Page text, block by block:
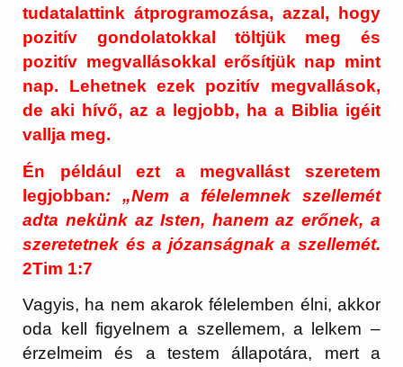
tudatalattink átprogramozása, azzal, hogy
pozitív gondolatokkal töltjük meg és
pozitív megvallásokkal erősítjük nap mint
nap. Lehetnek ezek pozitív megvallások,
de aki hívő, az a legjobb, ha a Biblia igéit
vallja meg.
Én például ezt a megvallást szeretem
legjobban: „Nem a félelemnek szellemét
adta nekünk az Isten, hanem az erőnek, a
szeretetnek és a józanságnak a szellemét.
2Tim 1:7
Vagyis, ha nem akarok félelemben élni, akkor
oda kell figyelnem a szellemem, a lelkem –
érzelmeim és a testem állapotára, mert a